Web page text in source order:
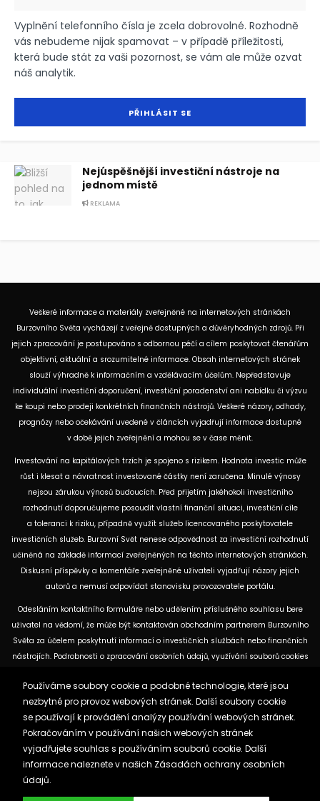
Vyplnění telefonního čísla je zcela dobrovolné. Rozhodně
vás nebudeme nijak spamovat – v případě příležitosti,
která bude stát za vaši pozornost, se vám ale může ozvat
náš analytik.
Nejúspěšnější investiční nástroje na
jednom místě
REKLAMA
Veškeré informace a materiály zveřejněné na internetových stránkách
Burzovního Světa vycházejí z veřejně dostupných a důvěryhodných zdrojů. Při
jejich zpracování je postupováno s odbornou péčí a cílem poskytovat čtenářům
objektivní, aktuální a srozumitelné informace. Obsah internetových stránek
slouží výhradně k informačním a vzdělávacím účelům. Nepředstavuje
individuální investiční doporučení, investiční poradenství ani nabídku či výzvu
ke koupi nebo prodeji konkrétních finančních nástrojů. Veškeré názory, odhady,
prognózy nebo očekávání uvedené v článcích vyjadřují informace dostupné
v době jejich zveřejnění a mohou se v čase měnit.
Investování na kapitálových trzích je spojeno s rizikem. Hodnota investic může
růst i klesat a návratnost investované částky není zaručena. Minulé výnosy
nejsou zárukou výnosů budoucích. Před přijetím jakéhokoli investičního
rozhodnutí doporučujeme posoudit vlastní finanční situaci, investiční cíle
a toleranci k riziku, případně využít služeb licencovaného poskytovatele
investičních služeb. Burzovní Svět nenese odpovědnost za investiční rozhodnutí
učiněná na základě informací zveřejněných na těchto internetových stránkách.
Diskusní příspěvky a komentáře zveřejněné uživateli vyjadřují názory jejich
autorů a nemusí odpovídat stanovisku provozovatele portálu.
Odesláním kontaktního formuláře nebo udělením příslušného souhlasu bere
uživatel na vědomí, že může být kontaktován obchodním partnerem Burzovního
Světa za účelem poskytnutí informací o investičních službách nebo finančních
nástrojích. Podrobnosti o zpracování osobních údajů, využívání souborů cookies
dostupných na těchto internetových stránkách. U jednotlivých článků mohou
být uvedeny informace o použitých zdrojích, datu původní analýzy nebo datu,
ke kterému se vztahují uvedené tržní údaje.
Zásady ochrany osobních údajů a cookies
Reklama
Používáme soubory cookie a podobné technologie, které jsou
nezbytné pro provoz webových stránek. Další soubory cookie
se používají k provádění analýzy používání webových stránek.
Pokračováním v používání našich webových stránek
vyjadřujete souhlas s používáním souborů cookie. Další
informace naleznete v našich Zásadách ochrany osobních
údajů.